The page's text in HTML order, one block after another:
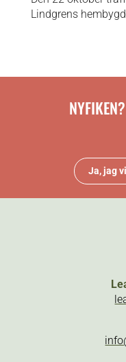
Lindgrens
Ja, jag